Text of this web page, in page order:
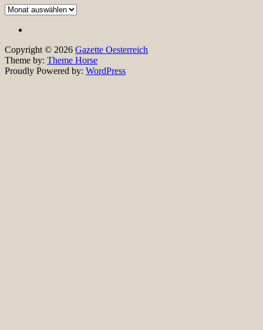
Frühere
Copyright © 2026 Gazette Oesterreich
Theme by: Theme Horse
Proudly Powered by: WordPress